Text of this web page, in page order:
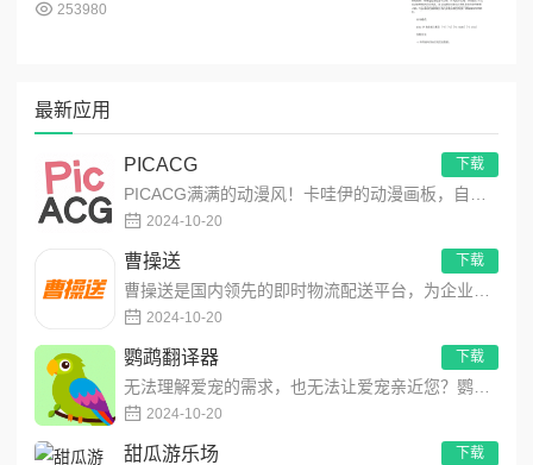
253980
最新应用
PICACG
2024-10-20
下载
曹操送
2024-10-20
下载
鹦鹉翻译器
2024-10-20
下载
甜瓜游乐场 下载